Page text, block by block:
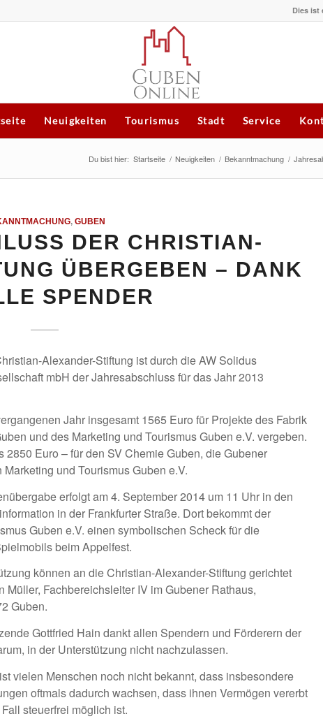
Dies ist
Neuigkeiten Tourismus Stadt Service
Du bist hier: Startseite / Neuigkeiten / Bekanntmachung /
,GUBEN
DER CHRISTIAN-
ÜBERGEBEN – DANK
SPENDER
Alexander-Stiftung ist durch die AW Solidus
mbH der Jahresabschluss für das Jahr 2013
Jahr insgesamt 1565 Euro für Projekte des Fabrik
und des Marketing und Tourismus Guben e.V. vergeben.
2850 Euro – für den SV Chemie Guben, die Gubener
und Tourismus Guben e.V.
erfolgt am 4. September 2014 um 11 Uhr in den
in der Frankfurter Straße. Dort bekommt der
Guben e.V. einen symbolischen Scheck für die
beim Appelfest.
können an die Christian-Alexander-Stiftung gerichtet
Müller, Fachbereichsleiter IV im Gubener Rathaus,
Guben.
Gottfried Hain dankt allen Spendern und Förderern der
in der Unterstützung nicht nachzulassen.
vielen Menschen noch nicht bekannt, dass insbesondere
oftmals dadurch wachsen, dass ihnen Vermögen vererbt
steuerfrei möglich ist.